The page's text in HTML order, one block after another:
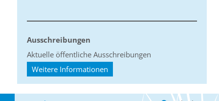
Ausschreibungen
Aktuelle öffentliche Ausschreibungen
Weitere Informationen